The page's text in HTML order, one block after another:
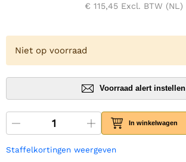
€ 115,45Excl. BTW (NL)
Niet op voorraad
Voorraad alert instellen
In winkelwagen
Staffelkortingen weergeven